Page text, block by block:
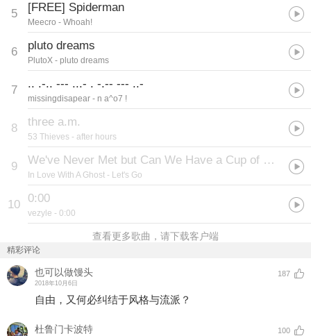
5 [FREE] Spiderman
Meecro - Whoah!
6 pluto dreams
PlutoX - pluto dreams
7 .. .-.. --- ...- . -.-- --- ..-
missingdisapear - n a^o7 !
8 three a.m.
53 Thieves - after hours
9 We've Never Met but Can We Have a Cup of Coffee or Something
In Love With A Ghost - Let's Go
10 0:00
vezyle - 0:00
查看更多歌曲，请下载客户端
精彩评论
也可以做馒头
2018年10月6日
187
自由，又何必纠结于风格与流派？
杜鲁门卡波特 100